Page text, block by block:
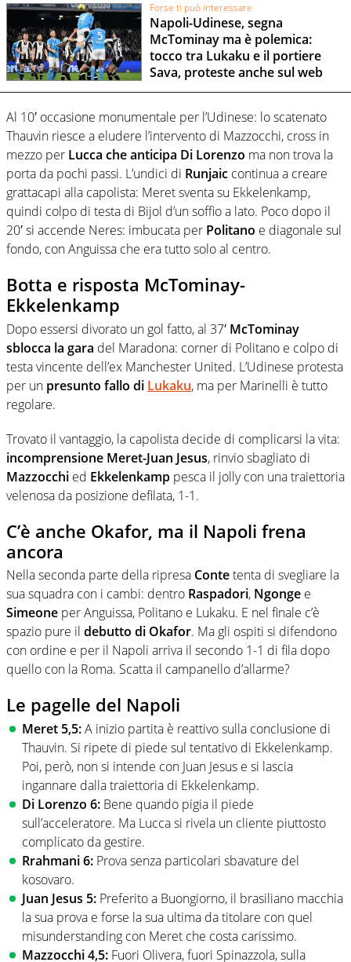
Forse ti può interessare
Napoli-Udinese, segna
McTominay ma è polemica:
tocco tra Lukaku e il portiere
Sava, proteste anche sul web
Al 10′ occasione monumentale per l’Udinese: lo scatenato
Thauvin riesce a eludere l’intervento di Mazzocchi, cross in
mezzo per Lucca che anticipa Di Lorenzo ma non trova la
porta da pochi passi. L’undici di Runjaic continua a creare
grattacapi alla capolista: Meret sventa su Ekkelenkamp,
quindi colpo di testa di Bijol d’un soffio a lato. Poco dopo il
20′ si accende Neres: imbucata per Politano e diagonale sul
fondo, con Anguissa che era tutto solo al centro.
Botta e risposta McTominay-
Ekkelenkamp
Dopo essersi divorato un gol fatto, al 37′ McTominay
sblocca la gara del Maradona: corner di Politano e colpo di
testa vincente dell’ex Manchester United. L’Udinese protesta
per un presunto fallo di Lukaku, ma per Marinelli è tutto
regolare.
Trovato il vantaggio, la capolista decide di complicarsi la vita:
incomprensione Meret-Juan Jesus, rinvio sbagliato di
Mazzocchi ed Ekkelenkamp pesca il jolly con una traiettoria
velenosa da posizione defilata, 1-1.
C’è anche Okafor, ma il Napoli frena
ancora
Nella seconda parte della ripresa Contetenta di svegliare la
sua squadra con i cambi: dentro Raspadori, Ngonge e
Simeone per Anguissa, Politano e Lukaku. E nel finale c’è
spazio pure il debutto di Okafor. Ma gli ospiti si difendono
con ordine e per il Napoli arriva il secondo 1-1 di fila dopo
quello con la Roma. Scatta il campanello d’allarme?
Le pagelle del Napoli
Meret 5,5:A inizio partita è reattivo sulla conclusione di
Thauvin. Si ripete di piede sul tentativo di Ekkelenkamp.
Poi, però, non si intende con Juan Jesus e si lascia
ingannare dalla traiettoria di Ekkelenkamp.
Di Lorenzo 6: Bene quando pigia il piede
sull’acceleratore. Ma Lucca si rivela un cliente piuttosto
complicato da gestire.
Rrahmani 6: Prova senza particolari sbavature del
kosovaro.
Juan Jesus 5: Preferito a Buongiorno, il brasiliano macchia
la sua prova e forse la sua ultima da titolare con quel
misunderstanding con Meret che costa carissimo.
Mazzocchi 4,5: Fuori Olivera, fuori Spinazzola, sulla